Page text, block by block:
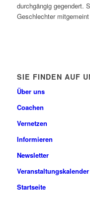
durchgängig gegendert.
Geschlechter
SIE FINDEN AUF
Über uns
Coachen
Vernetzen
Informieren
Newsletter
Veranstaltungskalender
Startseite